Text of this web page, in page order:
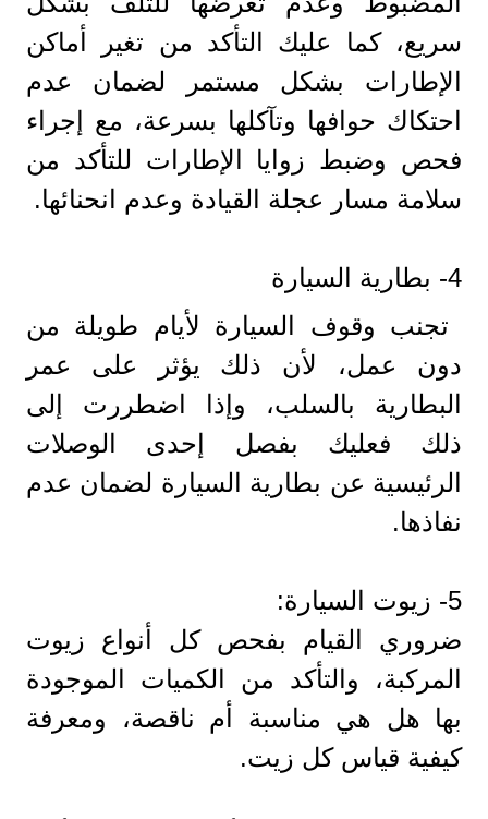
سريع، كما عليك التأكد من تغير أماكن
الإطارات بشكل مستمر لضمان عدم
احتكاك حوافها وتآكلها بسرعة، مع إجراء
فحص وضبط زوايا الإطارات للتأكد من
سلامة مسار عجلة القيادة وعدم انحنائها.
4- بطارية السيارة
تجنب وقوف السيارة لأيام طويلة من
دون عمل، لأن ذلك يؤثر على عمر
البطارية بالسلب، وإذا اضطررت إلى
ذلك فعليك بفصل إحدى الوصلات
الرئيسية عن بطارية السيارة لضمان عدم
نفاذها.
5- زيوت السيارة:
ضروري القيام بفحص كل أنواع زيوت
المركبة، والتأكد من الكميات الموجودة
بها هل هي مناسبة أم ناقصة، ومعرفة
كيفية قياس كل زيت.